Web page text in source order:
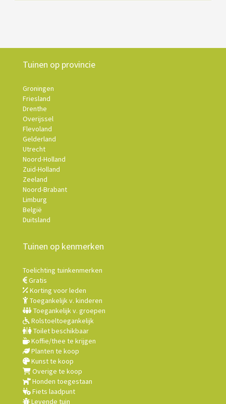
Tuinen op provincie
Groningen
Friesland
Drenthe
Overijssel
Flevoland
Gelderland
Utrecht
Noord-Holland
Zuid-Holland
Zeeland
Noord-Brabant
Limburg
België
Duitsland
Tuinen op kenmerken
Toelichting tuinkenmerken
Gratis
Korting voor leden
Toegankelijk v. kinderen
Toegankelijk v. groepen
Rolstoeltoegankelijk
Toilet beschikbaar
Koffie/thee te krijgen
Planten te koop
Kunst te koop
Overige te koop
Honden toegestaan
Fiets laadpunt
Levende tuin